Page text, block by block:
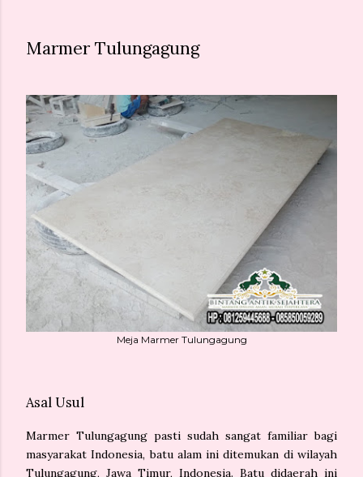
Marmer Tulungagung
Meja Marmer Tulungagung
Asal Usul
Marmer Tulungagung pasti sudah sangat familiar bagi
masyarakat Indonesia, batu alam ini ditemukan di wilayah
Tulungagung, Jawa Timur, Indonesia. Batu didaerah ini